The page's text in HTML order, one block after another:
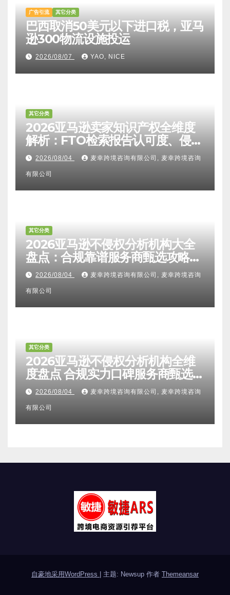
广告引流 其它分类
巴西取消50美元以下进口税，亚马
其它分类
2026亚马逊卖家知识产权全维度
其它分类
2026亚马逊不侵权分析机构大全
其它分类
2026亚马逊不侵权分析机构全维